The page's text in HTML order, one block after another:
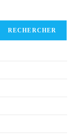
RECHERCHER